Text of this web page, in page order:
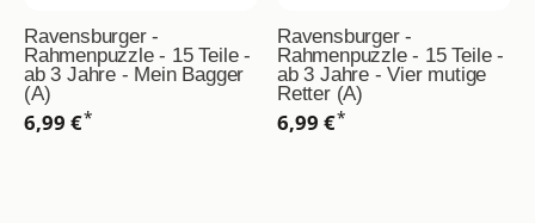
Ravensburger -
Rahmenpuzzle - 15 Teile -
ab 3 Jahre - Mein Bagger
(A)
6,99 €*
Ravensburger -
Rahmenpuzzle - 15 Teile -
ab 3 Jahre - Vier mutige
Retter (A)
6,99 €*